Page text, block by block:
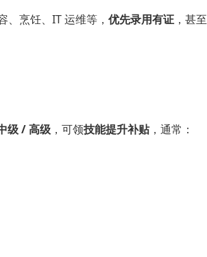
烹饪、IT 运维等， 优先录用有证 ，甚至
级 / 高级 ，可领技能提升补贴，通常：